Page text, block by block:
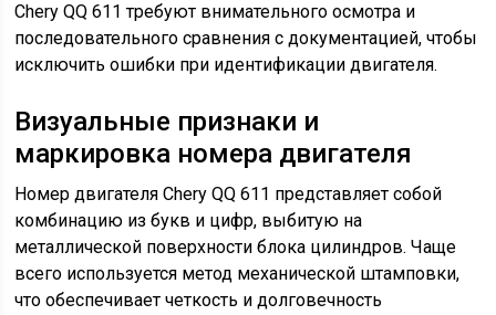
Chery QQ 611 требуют внимательного осмотра и
последовательного сравнения с документацией, чтобы
исключить ошибки при идентификации двигателя.
Визуальные признаки и
маркировка номера двигателя
Номер двигателя Chery QQ 611 представляет собой
комбинацию из букв и цифр, выбитую на
металлической поверхности блока цилиндров. Чаще
всего используется метод механической штамповки,
что обеспечивает четкость и долговечность